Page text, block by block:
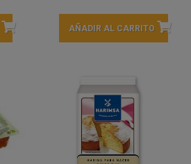
AÑADIR AL CARRITO